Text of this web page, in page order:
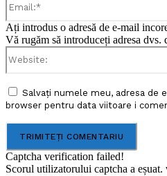
Ați introdus o adresă de e-mail
Vă rugăm să introduceți adresa dvs.
Salvați numele meu, adresa de
browser pentru data viitoare i
Captcha verification failed!
Scorul utilizatorului captcha a eșuat.